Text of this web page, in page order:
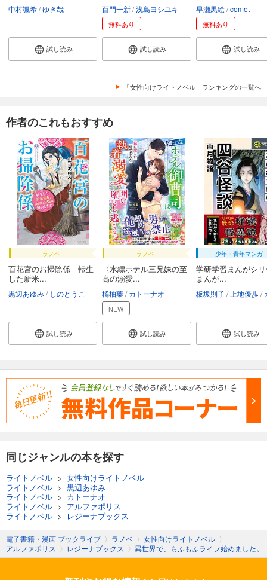
中村颯希 ゆき哉
試し読み
百門一新 浅島ヨシユキ
無料あり
試し読み
早瀬黒絵 comet
無料あり
試し読み
「女性向けライトノベル」ランキングの一覧へ
作者のこれもおすすめ
ラノベ
百花宮のお掃除係 転生
した新米...
黒辺あゆみ しのとうこ
試し読み
ラノベ
〈水縹ホテル三兄妹の至
高の溺愛...
橘柚葉 カトーナオ
NEW
試し読み
少年・青年マンガ
学研学習まんがシ
まんが...
板坂則子 上地優歩 カ
試し読み
同じジャンルの本を探す
ライトノベル > 女性向けライトノベル
ライトノベル > 黒辺あゆみ
ライトノベル > カトーナオ
ライトノベル > アルファポリス
ライトノベル > レジーナブックス
電子書籍・漫画 ブックライブ 〉 ラノベ 〉 女性向けライトノベル 〉
アルファポリス 〉 レジーナブックス 〉 異世界で、もふもふライフ始めました。